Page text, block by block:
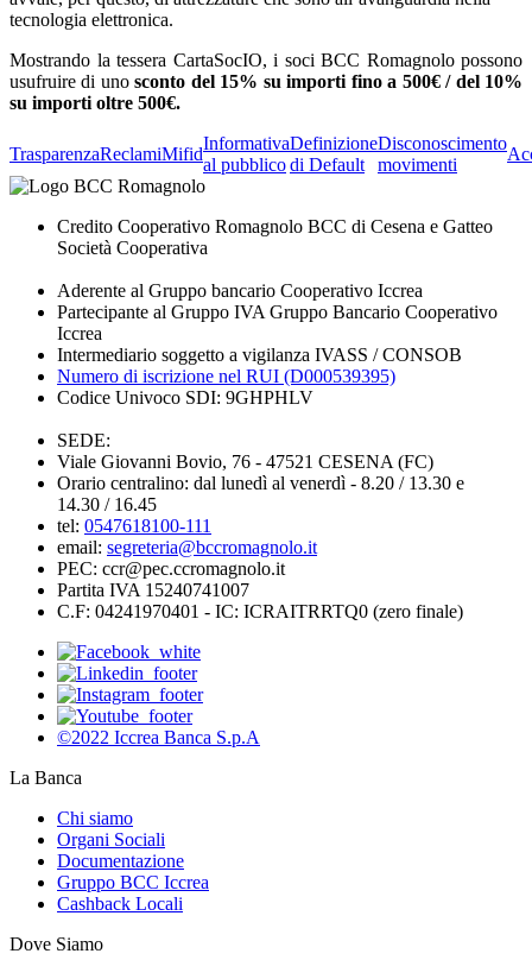
tecnologia elettronica.
Mostrando la tessera CartaSocIO, i soci BCC Romagnolo possono
usufruire di unosconto del 15% su importi fino a 500€ / del 10%
su importi oltre 500€.
TrasparenzaReclamiMifid
Informativa
al pubblico
Definizione
di Default
Disconoscimento
movimenti
Credito Cooperativo Romagnolo BCC di Cesena e Gatteo
Società Cooperativa
Aderente al Gruppo bancario Cooperativo Iccrea
Partecipante al Gruppo IVA Gruppo Bancario Cooperativo
Iccrea
Intermediario soggetto a vigilanza IVASS / CONSOB
Numero di iscrizione nel RUI (D000539395)
Codice Univoco SDI: 9GHPHLV
SEDE:
Viale Giovanni Bovio, 76 - 47521 CESENA (FC)
Orario centralino: dal lunedì al venerdì - 8.20 / 13.30 e
14.30 / 16.45
tel: 0547618100-111
email: segreteria@bccromagnolo.it
PEC: ccr@pec.ccromagnolo.it
Partita IVA 15240741007
C.F: 04241970401 - IC: ICRAITRRTQ0 (zero finale)
©2022 Iccrea Banca S.p.A
La Banca
Chi siamo
Organi Sociali
Documentazione
Gruppo BCC Iccrea
Cashback Locali
Dove Siamo